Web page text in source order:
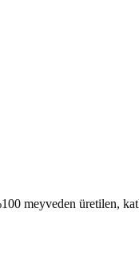
meyveden üretilen,